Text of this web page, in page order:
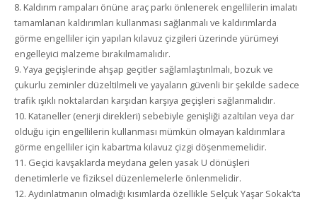
8. Kaldırım rampaları önüne araç parkı önlenerek engellilerin imalatı
tamamlanan kaldırımları kullanması sağlanmalı ve kaldırımlarda
görme engelliler için yapılan kılavuz çizgileri üzerinde yürümeyi
engelleyici malzeme bırakılmamalıdır.
9. Yaya geçişlerinde ahşap geçitler sağlamlaştırılmalı, bozuk ve
çukurlu zeminler düzeltilmeli ve yayaların güvenli bir şekilde sadece
trafik ışıklı noktalardan karşıdan karşıya geçişleri sağlanmalıdır.
10. Kataneller (enerji direkleri) sebebiyle genişliği azaltılan veya dar
olduğu için engellilerin kullanması mümkün olmayan kaldırımlara
görme engelliler için kabartma kılavuz çizgi döşenmemelidir.
11. Geçici kavşaklarda meydana gelen yasak U dönüşleri
denetimlerle ve fiziksel düzenlemelerle önlenmelidir.
12. Aydınlatmanın olmadığı kısımlarda özellikle Selçuk Yaşar Sokak’ta